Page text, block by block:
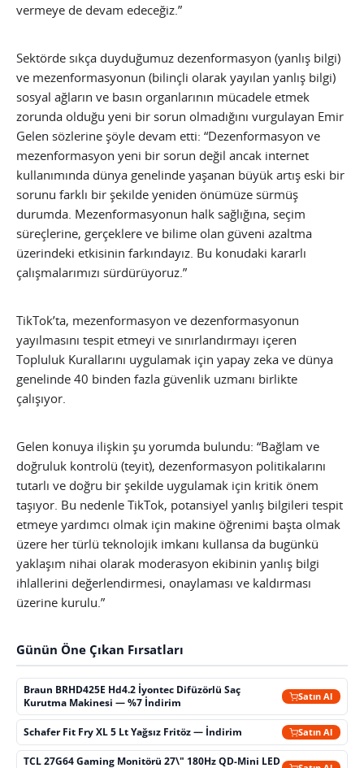
vermeye de devam edeceğiz.”
Sektörde sıkça duyduğumuz dezenformasyon (yanlış bilgi)
ve mezenformasyonun (bilinçli olarak yayılan yanlış bilgi)
sosyal ağların ve basın organlarının mücadele etmek
zorunda olduğu yeni bir sorun olmadığını vurgulayan Emir
Gelen sözlerine şöyle devam etti: “Dezenformasyon ve
mezenformasyon yeni bir sorun değil ancak internet
kullanımında dünya genelinde yaşanan büyük artış eski bir
sorunu farklı bir şekilde yeniden önümüze sürmüş
durumda. Mezenformasyonun halk sağlığına, seçim
süreçlerine, gerçeklere ve bilime olan güveni azaltma
üzerindeki etkisinin farkındayız. Bu konudaki kararlı
çalışmalarımızı sürdürüyoruz.”
TikTok’ta, mezenformasyon ve dezenformasyonun
yayılmasını tespit etmeyi ve sınırlandırmayı içeren
Topluluk Kurallarını uygulamak için yapay zeka ve dünya
genelinde 40 binden fazla güvenlik uzmanı birlikte
çalışıyor.
Gelen konuya ilişkin şu yorumda bulundu: “Bağlam ve
doğruluk kontrolü (teyit), dezenformasyon politikalarını
tutarlı ve doğru bir şekilde uygulamak için kritik önem
taşıyor. Bu nedenle TikTok, potansiyel yanlış bilgileri tespit
etmeye yardımcı olmak için makine öğrenimi başta olmak
üzere her türlü teknolojik imkanı kullansa da bugünkü
yaklaşım nihai olarak moderasyon ekibinin yanlış bilgi
ihlallerini değerlendirmesi, onaylaması ve kaldırması
üzerine kurulu.”
Günün Öne Çıkan Fırsatları
Braun BRHD425E Hd4.2 İyontec Difüzörlü Saç
Kurutma Makinesi — %7 İndirim
Satın Al
Schafer Fit Fry XL 5 Lt Yağsız Fritöz — İndirim Satın Al
TCL 27G64 Gaming Monitörü 27\" 180Hz QD-Mini LED